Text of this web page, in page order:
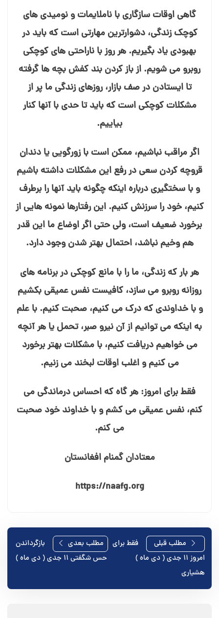
گاهی اوقات سازگاری با ناملایمات و نومیدی⁭ های
كوچك زندگی، دشوارترین مهارتی است كه باید در
بهبودی یاد بگیریم. هر روز با ناراحتی⁭ های كوچكی
روبرو می⁭ شویم. از باز كردن بند كفش بچه⁭ ها گرفته
تا ایستادن در صف بازار، روزهای زندگی ما پر از
مشكلات كوچكی است كه باید تا حدی با آنها كنار
بیاییم.
اگر مراقب نباشیم، ممكن است با زورگویی یا دندان
قروچه كردن سعی در رفع این مشكلات داشته باشیم
و با سختگیری درباره اینكه چگونه باید آنها را برطرف
كنیم، خود را سرزنش كنیم. این رفتارها نمونه⁭ هایی از
برخورد ضعیف است، ولی حتی اگر اوضاع ما این قدر
هم وخیم نباشد، احتمال بهتر شدن وجود دارد.
هر بار كه زندگی، ما را با مانع كوچكی در برنامه⁭ های
روزانه روبرو می⁭ سازد، كافیست نفس عمیقی بكشیم
و با خداوندی كه درك می⁭ كنیم، صحبت كنیم. با علم
به اینكه می⁭ توانیم از آن نیرو صبر، تحمل یا هر آنچه
می⁭ خواهیم دریافت كنیم، با مشكلات بهتر برخورد
می⁭ كنیم و اغلب اوقات لبخند می⁭ زنیم.
فقط برای امروز: هر گاه كه احساس درماندگی می⁭
كنم، نفس عمیقی می⁭ كشم و با خداوند خود صحبت
می⁭ كنم.
معتادان گمنام افغانستان
https://naafg.org
راهبری
نوشته
مطلب قبلی
فقط برای
امروز ۱۱ جدی ( دی ماه )
هشیاری
مطلب بعدی
بازگرداندن
حس شگفتی ۱۱ جدی ( دی ماه )